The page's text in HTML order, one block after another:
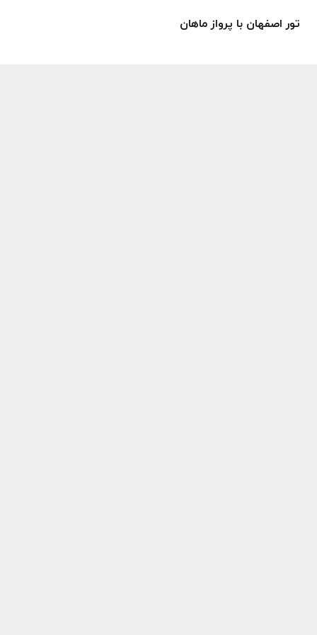
تور اصفهان با پرواز ماهان